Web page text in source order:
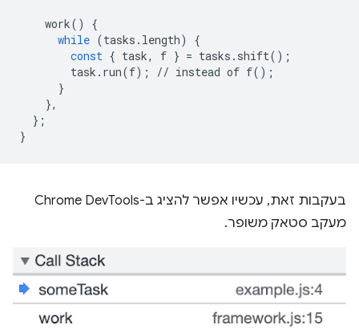
work()
{
while (tasks . length)
{
const { task, f } = tasks . shift();
task . run(f); // instead of f();
}
},
};
}
בעקבות זאת, עכשיו אפשר להציג ב-Chrome DevTools
מעקב סטאק משופר.